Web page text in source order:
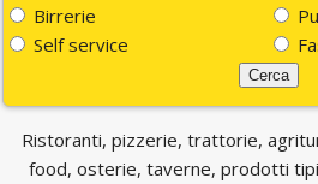
Birrerie
Self service
Ristoranti, pizzerie, trattorie,
food, osterie, taverne, prodotti